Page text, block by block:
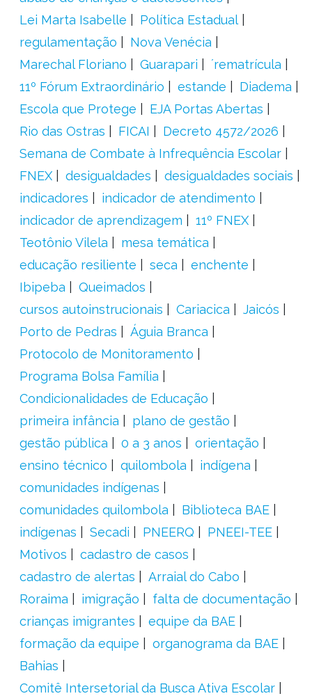
Lei Marta Isabelle
Política Estadual
regulamentação
Nova Venécia
Marechal Floriano
Guarapari
´rematrícula
11º Fórum Extraordinário
estande
Diadema
Escola que Protege
EJA Portas Abertas
Rio das Ostras
FICAI
Decreto 4572/2026
Semana de Combate à Infrequência Escolar
FNEX
desigualdades
desigualdades sociais
indicadores
indicador de atendimento
indicador de aprendizagem
11º FNEX
Teotônio Vilela
mesa temática
educação resiliente
seca
enchente
Ibipeba
Queimados
cursos autoinstrucionais
Cariacica
Jaicós
Porto de Pedras
Águia Branca
Protocolo de Monitoramento
Programa Bolsa Família
Condicionalidades de Educação
primeira infância
plano de gestão
gestão pública
0 a 3 anos
orientação
ensino técnico
quilombola
indígena
comunidades indígenas
comunidades quilombola
Biblioteca BAE
indígenas
Secadi PNEERQ
PNEEI-TEE
Motivos
cadastro de casos
cadastro de alertas
Arraial do Cabo
Roraima
imigração
falta de documentação
crianças imigrantes
equipe da BAE
formação da equipe
organograma da BAE
Bahias
Comitê Intersetorial da Busca Ativa Escolar